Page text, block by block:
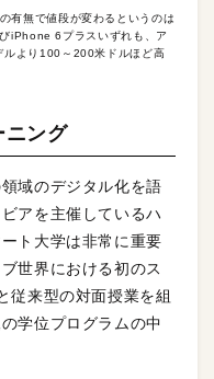
有無で値段が変わるというのは
iPhone 6プラスいずれも、ア
ルより100～200米ドルほど高
ニング
域のデジタル化を語
アを主催しているハ
ト大学は非常に重要
世界における初のス
従来型の対面授業を組
学位プログラムの中